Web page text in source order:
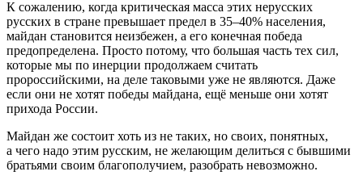
К сожалению, когда критическая масса этих нерусских
русских в стране превышает предел в 35–40% населения,
майдан становится неизбежен, а его конечная победа
предопределена. Просто потому, что большая часть тех сил,
которые мы по инерции продолжаем считать
пророссийскими, на деле таковыми уже не являются. Даже
если они не хотят победы майдана, ещё меньше они хотят
прихода России.
Майдан же состоит хоть из не таких, но своих, понятных,
а чего надо этим русским, не желающим делиться с бывшими
братьями своим благополучием, разобрать невозможно.